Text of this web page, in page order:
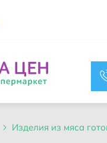
изделия из мяса